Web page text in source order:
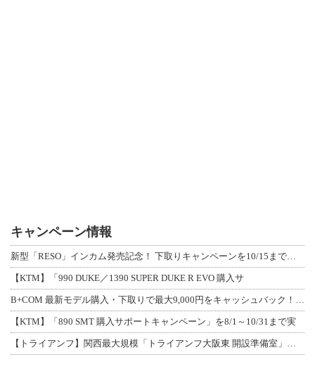
キャンペーン情報
新型「RESO」インカム発売記念！ 下取りキャンペーンを10/15まで延長して開
【KTM】「990 DUKE／1390 SUPER DUKE R EVO 購入サ
B+COM 最新モデル購入・下取りで最大9,000円をキャッシュバック！「B+F
【KTM】「890 SMT 購入サポートキャンペーン」を8/1～10/31まで実
【トライアンフ】関西最大規模「トライアンフ大阪東 開設準備室」がオープン！ 限定